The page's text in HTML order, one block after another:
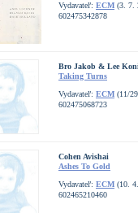
Vydavateľ: ECM (3. 7.
602475342878
Bro Jakob & Lee
Taking Turns
Vydavateľ: ECM (11/
602475068723
Cohen Avishai
Ashes To Gold
Vydavateľ: ECM (10.
602465210460